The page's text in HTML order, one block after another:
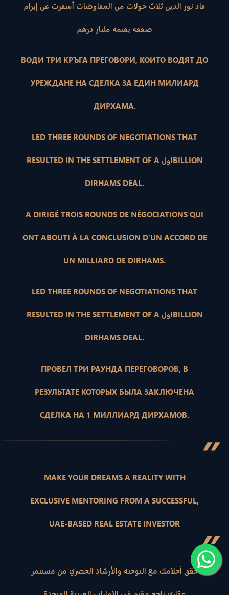
قاد نور الدين ثلاث جولات من المفاوضات أسفرت عن إبرام
صفقة بقيمة مليار درهم
ВОДИ ТРИ КРЪГА ПРЕГОВОРИ, КОИТО ВОДЯТ ДО
УРЕЖДАНЕ НА СДЕЛКА ЗА ЕДИН МИЛИАРД
ДИРХАМА.
LED THREE ROUNDS OF NEGOTIATIONS THAT
RESULTED IN THE SETTLEMENT OF A اولBILLION
DIRHAMS DEAL.
A DIRIGÉ TROIS ROUNDS DE NÉGOCIATIONS QUI
ONT ABOUTI À LA CONCLUSION D’UN ACCORD DE
UN MILLIARD DE DIRHAMS.
LED THREE ROUNDS OF NEGOTIATIONS THAT
RESULTED IN THE SETTLEMENT OF A اولBILLION
DIRHAMS DEAL.
ПРОВЕЛ ТРИ РАУНДА ПЕРЕГОВОРОВ, В
РЕЗУЛЬТАТЕ КОТОРЫХ БЫЛА ЗАКЛЮЧЕНА
СДЕЛКА НА 1 МИЛЛИАРД ДИРХАМОВ.
”
MAKE YOUR DREAMS A REALITY WITH
EXCLUSIVE MENTORING FROM A SUCCESSFUL,
UAE-BASED REAL ESTATE INVESTOR ”حقق أحلامك مع التوجيه والأرشاد الحصري من مستثمر